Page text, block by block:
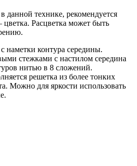
данной технике, рекомендуется
цветка. Расцветка может быть
наметки контура середины.
стежками с настилом середина
нитью в 8 сложений.
решетка из более тонких
Можно для яркости использовать